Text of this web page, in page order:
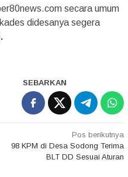
secara umum
didesanya segera
SEBARKAN
Pos berikutnya
98 KPM di Desa Sodong Terima
BLT DD Sesuai Aturan